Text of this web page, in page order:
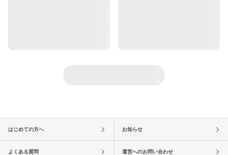
はじめての方へ お知らせ
よくある質問 運営へのお問い合わせ